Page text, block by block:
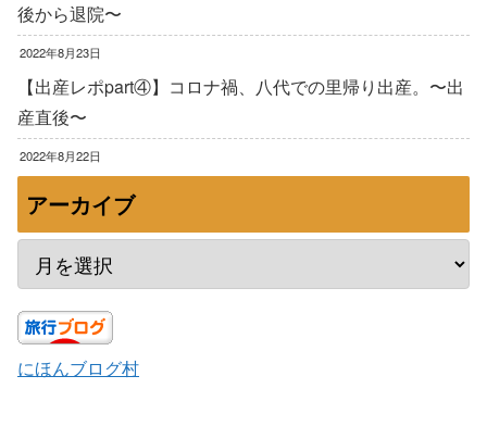
後から退院〜
2022年8月23日
【出産レポpart④】コロナ禍、八代での里帰り出産。〜出
産直後〜
2022年8月22日
アーカイブ
にほんブログ村